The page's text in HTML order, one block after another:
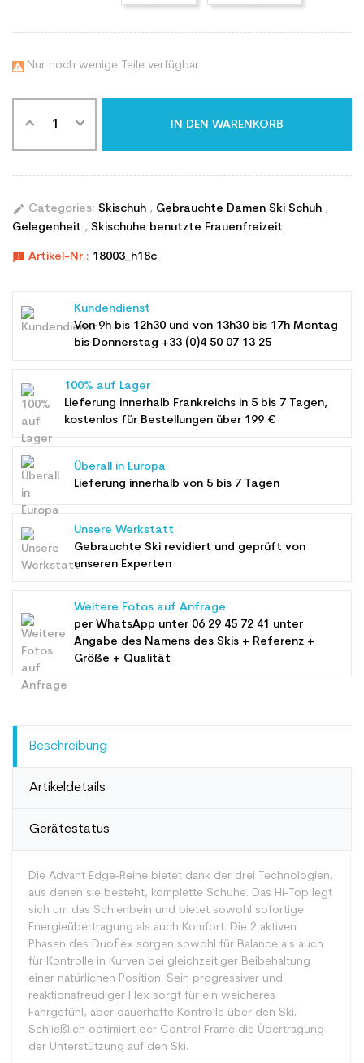
 Nur noch wenige Teile verfügbar
IN DEN WARENKORB
edit Categories: Skischuh , Gebrauchte Damen Ski Schuh ,
Gelegenheit , Skischuhe benutzte Frauenfreizeit
announcement Artikel-Nr.: 18003_h18c
Kundendienst
Von 9h bis 12h30 und von 13h30 bis 17h Montag
bis Donnerstag +33 (0)4 50 07 13 25
100% auf Lager
Lieferung innerhalb Frankreichs in 5 bis 7 Tagen,
kostenlos für Bestellungen über 199 €
Überall in Europa
Lieferung innerhalb von 5 bis 7 Tagen
Unsere Werkstatt
Gebrauchte Ski revidiert und geprüft von
unseren Experten
Weitere Fotos auf Anfrage
per WhatsApp unter 06 29 45 72 41 unter
Angabe des Namens des Skis + Referenz +
Größe + Qualität
Beschreibung
Artikeldetails
Gerätestatus
Die Advant Edge-Reihe bietet dank der drei Technologien,
aus denen sie besteht, komplette Schuhe. Das Hi-Top legt
sich um das Schienbein und bietet sowohl sofortige
Energieübertragung als auch Komfort. Die 2 aktiven
Phasen des Duoflex sorgen sowohl für Balance als auch
für Kontrolle in Kurven bei gleichzeitiger Beibehaltung
einer natürlichen Position. Sein progressiver und
reaktionsfreudiger Flex sorgt für ein weicheres
Fahrgefühl, aber dauerhafte Kontrolle über den Ski.
Schließlich optimiert der Control Frame die Übertragung
der Unterstützung auf den Ski.